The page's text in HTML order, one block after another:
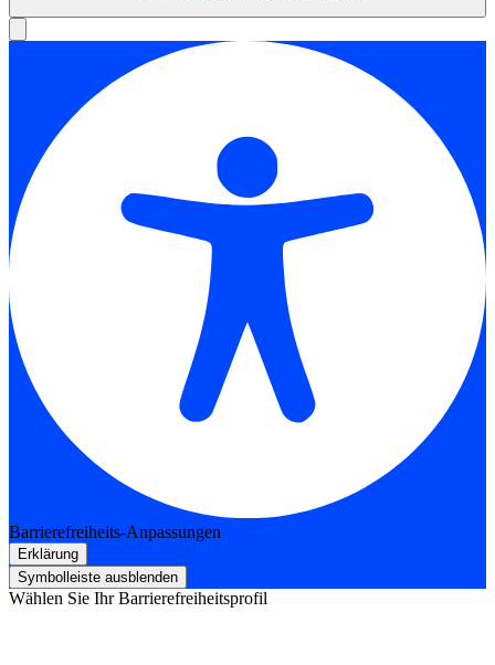
Barrierefreiheits-Anpassungen
Erklärung
Symbolleiste ausblenden
Wählen Sie Ihr Barrierefreiheitsprofil